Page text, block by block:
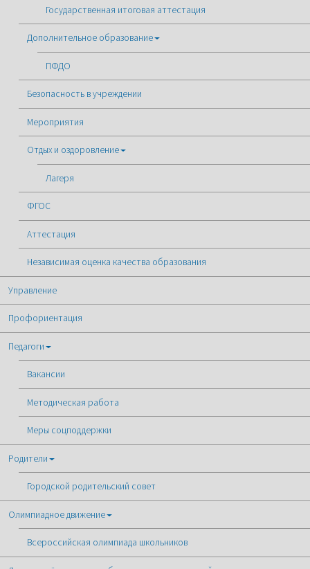
Государственная итоговая аттестация
Дополнительное образование
ПФДО
Безопасность в учреждении
Мероприятия
Отдых и оздоровление
Лагеря
ФГОС
Аттестация
Независимая оценка качества образования
Управление
Профориентация
Педагоги
Вакансии
Методическая работа
Меры соцподдержки
Родители
Городской родительский совет
Олимпиадное движение
Всероссийская олимпиада школьников